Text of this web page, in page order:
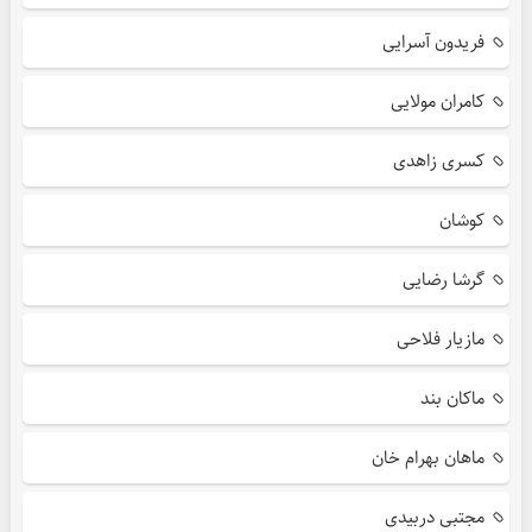
فریدون آسرایی
کامران مولایی
کسری زاهدی
کوشان
گرشا رضایی
مازیار فلاحی
ماکان بند
ماهان بهرام خان
مجتبی دربیدی